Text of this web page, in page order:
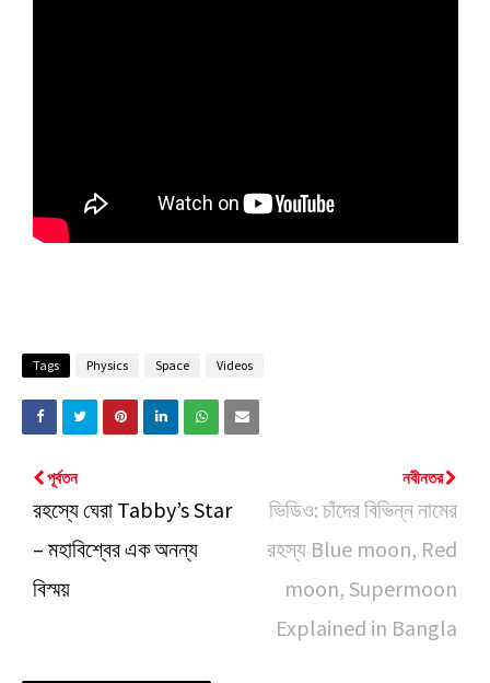
Tags Physics Space Videos
নবীনতর
ভিডিও: চাঁদের বিভিন্ন নামের
রহস্য Blue moon, Red
moon, Supermoon
Explained in Bangla
পূর্বতন
রহস্যে ঘেরা Tabby’s Star
– মহাবিশ্বের এক অনন্য
বিস্ময়